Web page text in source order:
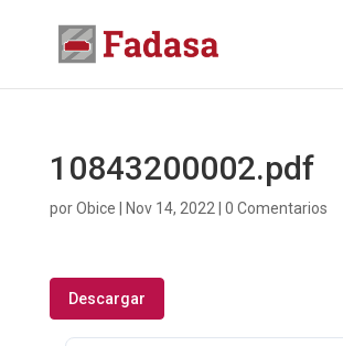
10843200002.pdf
porObice Nov 14, 2022 0 Comentarios
Descargar